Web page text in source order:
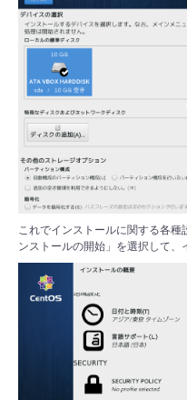
これでインストールに関する各種
ンストールの開始」を選択して、